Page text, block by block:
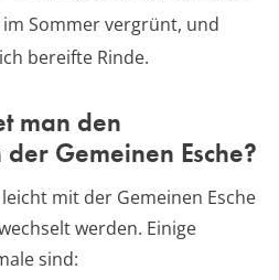
Sommer vergrünt, und
bereifte Rinde.
man den
Gemeinen Esche?
mit der Gemeinen Esche
werden. Einige
sind: